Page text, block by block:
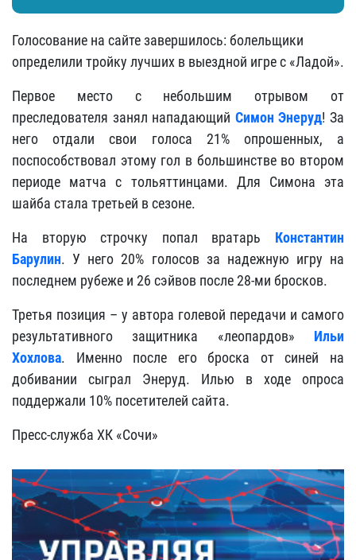
Голосование на сайте завершилось: болельщики
определили тройку лучших в выездной игре с «Ладой».
Первое место с небольшим отрывом от
преследователя занял нападающий Симон Энеруд! За
него отдали свои голоса 21% опрошенных, а
поспособствовал этому гол в большинстве во втором
периоде матча с тольяттинцами. Для Симона эта
шайба стала третьей в сезоне.
На вторую строчку попал вратарь Константин
Барулин. У него 20% голосов за надежную игру на
последнем рубеже и 26 сэйвов после 28-ми бросков.
Третья позиция – у автора голевой передачи и самого
результативного защитника «леопардов» Ильи
Хохлова. Именно после его броска от синей на
добивании сыграл Энеруд. Илью в ходе опроса
поддержали 10% посетителей сайта.
Пресс-служба ХК «Сочи»